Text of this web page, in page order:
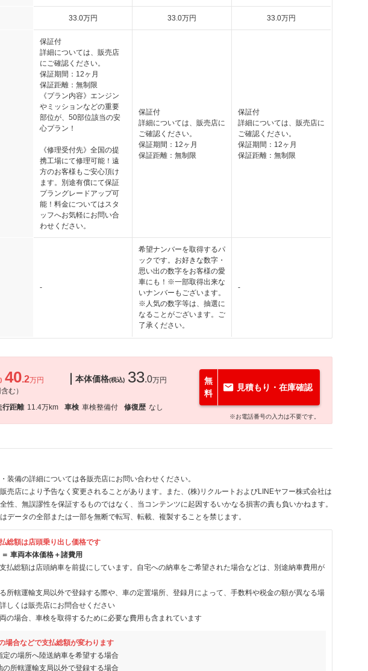
33.0万円 33.0万円 33.0万円
保証付
詳細については、販売店
にご確認ください。
保証期間：12ヶ月
保証距離：無制限
《プラン内容》エンジン
やミッションなどの重要
部位が、50部位該当の安
心プラン！
《修理受付先》全国の提
携工場にて修理可能！遠
方のお客様もご安心頂け
ます。別途有償にて保証
プラングレードアップ可
能！料金についてはスタ
ッフへお気軽にお問い合
わせください。
保証付
詳細については、販売店に
ご確認ください。
保証期間：12ヶ月
保証距離：無制限
保証付
詳細については、販売店に
ご確認ください。
保証期間：12ヶ月
保証距離：無制限
-
希望ナンバーを取得するパ
ックです。お好きな数字・
思い出の数字をお客様の愛
車にも！※一部取得出来な
いナンバーもございます。
※人気の数字等は、抽選に
なることがございます。ご
了承ください。
-
40.2万円
む）
本体価格(税込) 33.0万円
行距離 11.4万km 車検 車検整備付 修復歴 なし
無
料
見積もり・在庫確認
※お電話番号の入力は不要です。
装備の詳細については各販売店にお問い合わせください。
売店により予告なく変更されることがあります。また、(株)リクルートおよびLINEヤフー株式会社は
性、無誤謬性を保証するものではなく、当コンテンツに起因するいかなる損害の責も負いかねます。
データの全部または一部を無断で転写、転載、複製することを禁じます。
総額は店頭乗り出し価格です
車両本体価格＋諸費用
払総額は店頭納車を前提にしています。自宅への納車をご希望された場合などは、別途納車費用が
所轄運輸支局以外で登録する際や、車の定置場所、登録月によって、手数料や税金の額が異なる場
しくは販売店にお問合せください
の場合、車検を取得するために必要な費用も含まれています
場合などで支払総額が変わります
定の場所へ陸送納車を希望する場合
の所轄運輸支局以外で登録する場合